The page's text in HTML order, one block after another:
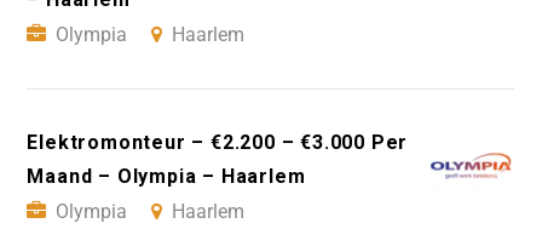
Olympia
Haarlem
Elektromonteur – €2.200 – €3.000 Per
Maand – Olympia – Haarlem
Olympia
Haarlem